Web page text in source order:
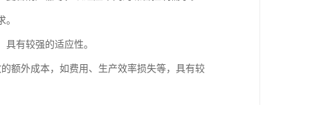
有较强的适应性。
额外成本，如费用、生产效率损失等，具有较